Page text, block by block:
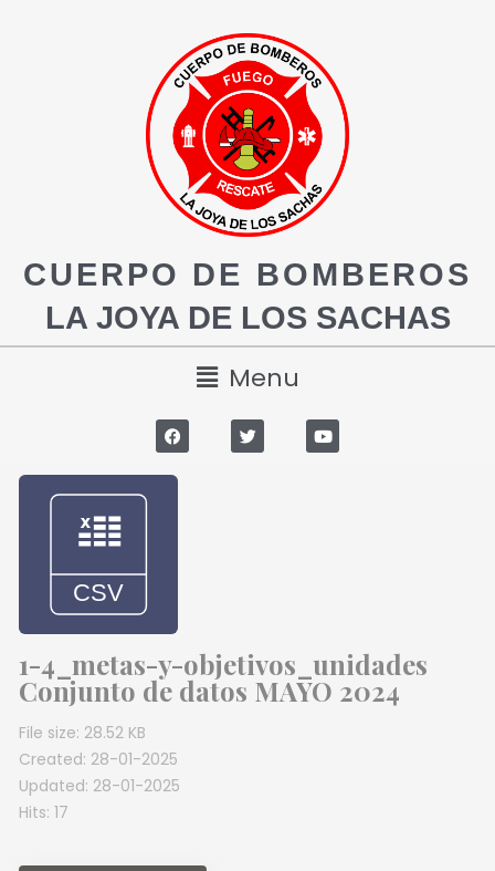
CUERPO DE BOMBEROS
LA JOYA DE LOS SACHAS
Menu
1-4_metas-y-objetivos_unidades
Conjunto de datos MAYO 2024
File size: 28.52 KB
Created: 28-01-2025
Updated: 28-01-2025
Hits: 17